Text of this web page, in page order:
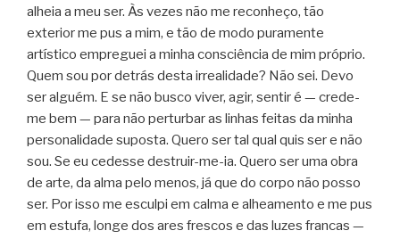
alheia a meu ser. Às vezes não me reconheço, tão
exterior me pus a mim, e tão de modo puramente
artístico empreguei a minha consciência de mim próprio.
Quem sou por detrás desta irrealidade? Não sei. Devo
ser alguém. E se não busco viver, agir, sentir é — crede-
me bem — para não perturbar as linhas feitas da minha
personalidade suposta. Quero ser tal qual quis ser e não
sou. Se eu cedesse destruir-me-ia. Quero ser uma obra
de arte, da alma pelo menos, já que do corpo não posso
ser. Por isso me esculpi em calma e alheamento e me pus
em estufa, longe dos ares frescos e das luzes francas —